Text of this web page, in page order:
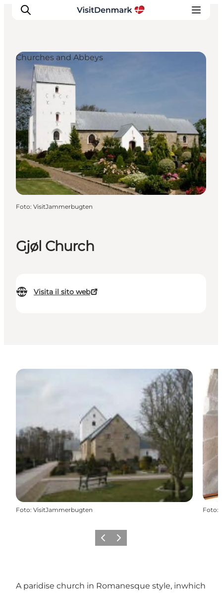
Ispirazioni
Dove andare
Cosa fare
Dove dormire
Pianifica il viaggio
Gjøl Church
Visita il sito web
Churches and Abbeys
Foto: VisitJammerbugten
Foto: VisitJammerbugten Foto:
Precedente
Avanti
A paridise church in Romanesque style, inwhich